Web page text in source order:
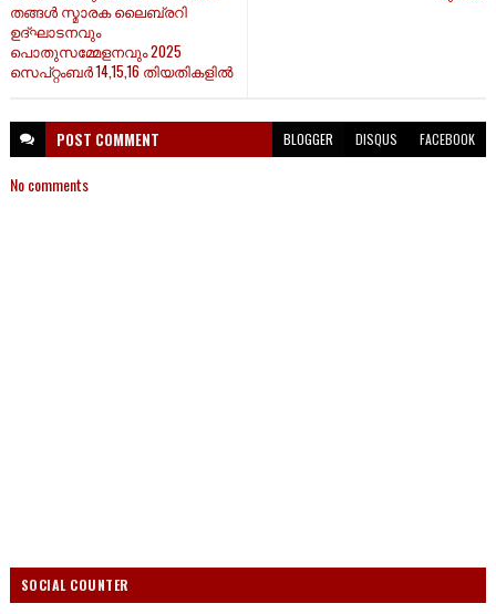
തങ്ങൾ സ്മാരക ലൈബ്രറി
ഉദ്ഘാടനവും
പൊതുസമ്മേളനവും 2025
സെപ്റ്റംബർ 14,15,16 തിയതികളിൽ
POST COMMENT BLOGGER DISQUS FACEBOOK
No comments
SOCIAL COUNTER